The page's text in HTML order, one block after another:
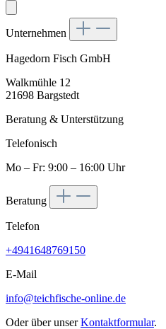
Unternehmen
Hagedorn Fisch GmbH
Walkmühle 12
21698 Bargstedt
Beratung & Unterstützung
Telefonisch
Mo – Fr: 9:00 – 16:00 Uhr
Beratung
Telefon
+4941648769150
E-Mail
info@teichfische-online.de
Oder über unserKontaktformular.